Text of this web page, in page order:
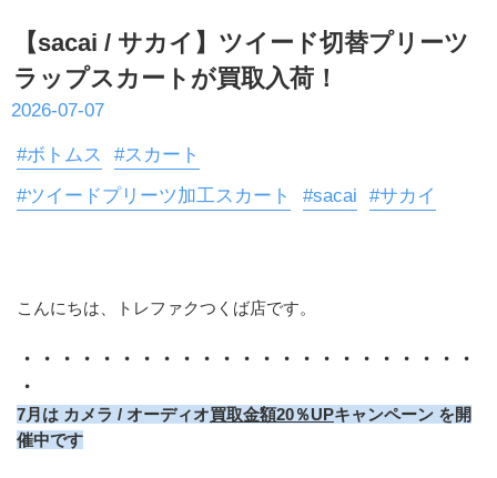
【sacai / サカイ】ツイード切替プリーツ
ラップスカートが買取入荷！
2026-07-07
#ボトムス
#スカート
#ツイードプリーツ加工スカート
#sacai #サカイ
こんにちは、トレファクつくば店です。
・・・・・・・・・・・・・・・・・・・・・・・
・
7月は カメラ / オーディオ買取金額20％UPキャンペーン を開
催中です